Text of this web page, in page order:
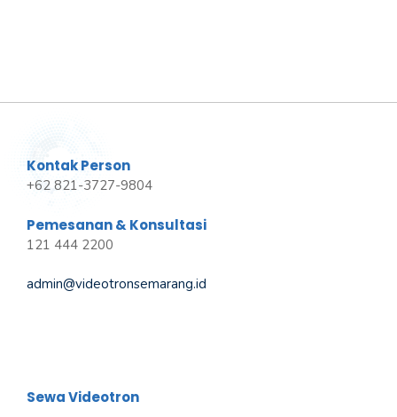
Kontak Person
+62 821-3727-9804
Pemesanan & Konsultasi
121 444 2200
admin@videotronsemarang.id
Sewa Videotron